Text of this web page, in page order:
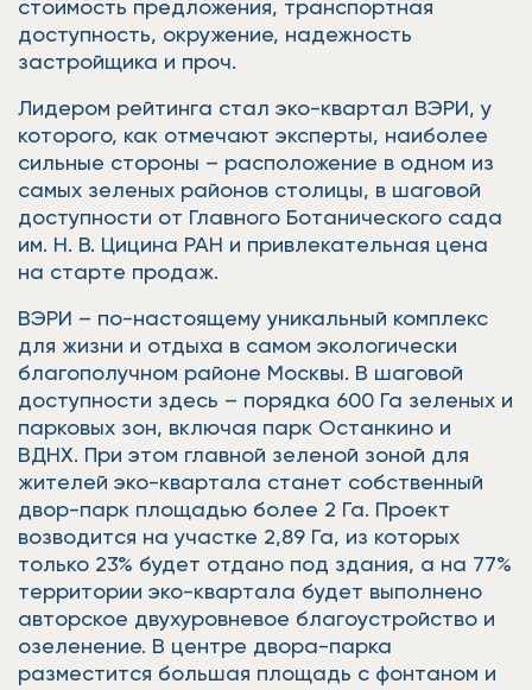
стоимость предложения, транспортная
доступность, окружение, надежность
застройщика и проч.
Лидером рейтинга стал эко-квартал ВЭРИ, у
которого, как отмечают эксперты, наиболее
сильные стороны – расположение в одном из
самых зеленых районов столицы, в шаговой
доступности от Главного Ботанического сада
им. Н. В. Цицина РАН и привлекательная цена
на старте продаж.
ВЭРИ – по-настоящему уникальный комплекс
для жизни и отдыха в самом экологически
благополучном районе Москвы. В шаговой
доступности здесь – порядка 600 Га зеленых и
парковых зон, включая парк Останкино и
ВДНХ. При этом главной зеленой зоной для
жителей эко-квартала станет собственный
двор-парк площадью более 2 Га. Проект
возводится на участке 2,89 Га, из которых
только 23% будет отдано под здания, а на 77%
территории эко-квартала будет выполнено
авторское двухуровневое благоустройство и
озеленение. В центре двора-парка
разместится большая площадь с фонтаном и